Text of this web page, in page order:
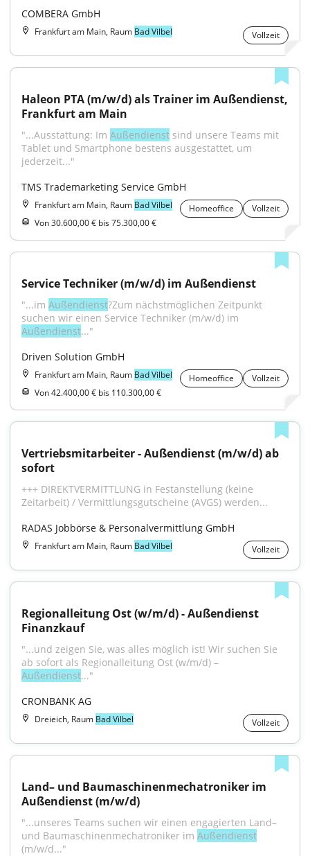
COMBERA GmbH
Frankfurt am Main, Raum Bad Vilbel Vollzeit
Haleon PTA (m/w/d) als Trainer im Außendienst,
Frankfurt am Main
"...Ausstattung: Im Außendienst sind unsere Teams mit
Tablet und Smartphone bestens ausgestattet, um
jederzeit..."
TMS Trademarketing Service GmbH
Frankfurt am Main, Raum Bad Vilbel Homeoffice
Vollzeit
Von 30.600,00 € bis 75.300,00 €
Service Techniker (m/w/d) im Außendienst
"...im Außendienst?Zum nächstmöglichen Zeitpunkt
Außendienst..."
Driven Solution GmbH
Frankfurt am Main, Raum Bad Vilbel Homeoffice
Vollzeit
Von 42.400,00 € bis 110.300,00 €
Vertriebsmitarbeiter - Außendienst (m/w/d) ab
sofort
+++ DIREKTVERMITTLUNG in Festanstellung (keine
Zeitarbeit) / Vermittlungsgutscheine (AVGS) werden...
RADAS Jobbörse & Personalvermittlung GmbH
Frankfurt am Main, Raum Bad Vilbel Vollzeit
Regionalleitung Ost (w/m/d) - Außendienst
Finanzkauf
"...und zeigen Sie, was alles möglich ist! Wir suchen Sie
Außendienst..."
CRONBANK AG
Dreieich, Raum Bad Vilbel Vollzeit
Land– und Baumaschinenmechatroniker im
Außendienst (m/w/d)
"...unseres Teams suchen wir einen engagierten Land–
und Baumaschinenmechatroniker im Außendienst
(m/w/d..."